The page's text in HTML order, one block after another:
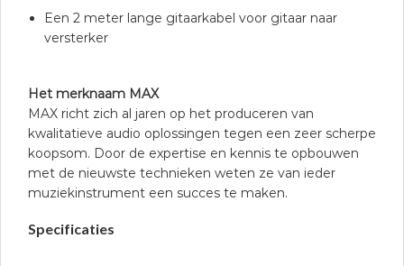
Een 2 meter lange gitaarkabel voor gitaar naar
versterker
Het merknaam MAX
MAX richt zich al jaren op het produceren van
kwalitatieve audio oplossingen tegen een zeer scherpe
koopsom. Door de expertise en kennis te opbouwen
met de nieuwste technieken weten ze van ieder
muziekinstrument een succes te maken.
Specificaties